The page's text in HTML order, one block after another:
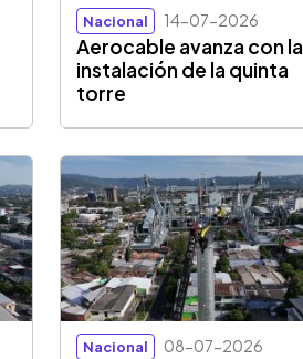
Nacional 14-07-2026
Aerocable avanza con la
instalación de la quinta
torre
Nacional 08-07-2026